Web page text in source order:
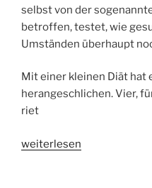
selbst von der
betroffen, testet, wie
Umständen überhaupt
Mit einer kleinen Diät hat
herangeschlichen. Vier,
riet
„Hörspieltipp:
weiterlesen